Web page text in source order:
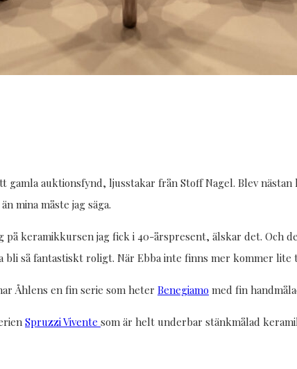
gamla auktionsfynd, ljusstakar från Stoff Nagel. Blev
mina måste jag säga.
på keramikkursen jag fick i 40-årspresent, älskar det. Och
bli så fantastiskt roligt. När Ebba inte finns mer kommer
Åhlens en fin serie som heter Benegiamo med fin
Spruzzi Vivente som är helt underbar stänkmålad